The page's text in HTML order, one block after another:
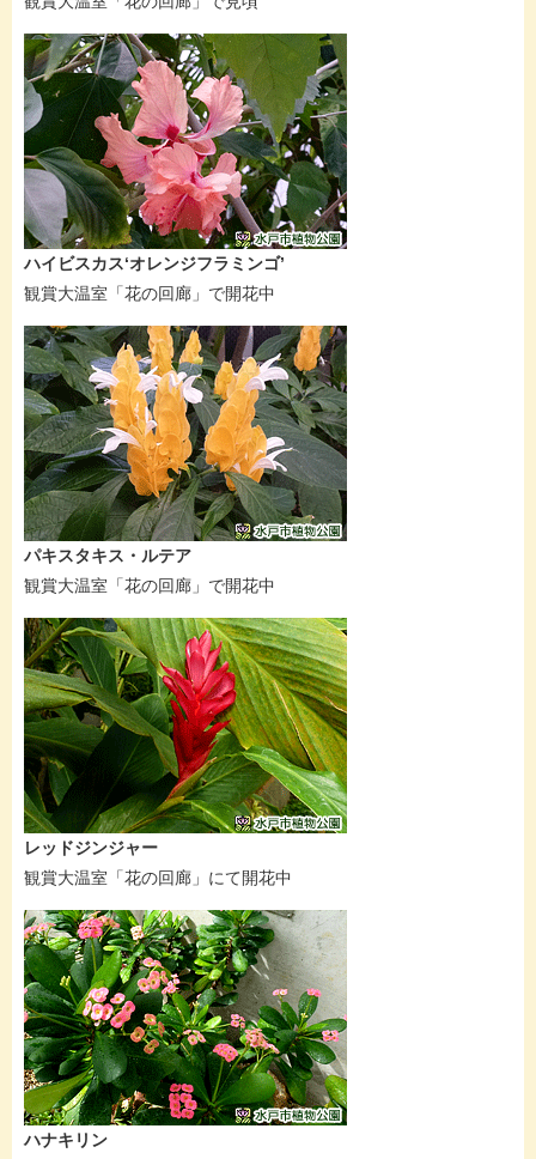
ハイビスカス‘オレンジフラミンゴ’
観賞大温室「花の回廊」で開花中
パキスタキス・ルテア
観賞大温室「花の回廊」で開花中
レッドジンジャー
観賞大温室「花の回廊」にて開花中
ハナキリン